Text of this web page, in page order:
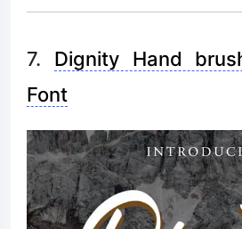
7. Dignity Hand
Font